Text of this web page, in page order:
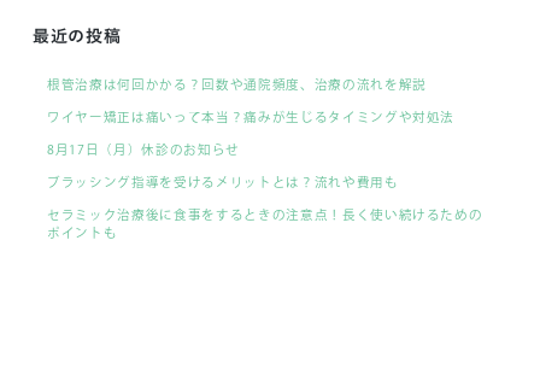
最近の投稿
根管治療は何回かかる？回数や通院頻度、治療の流れを解説
ワイヤー矯正は痛いって本当？痛みが生じるタイミングや対処法
8月17日（月）休診のお知らせ
ブラッシング指導を受けるメリットとは？流れや費用も
セラミック治療後に食事をするときの注意点！長く使い続けるための
ポイントも